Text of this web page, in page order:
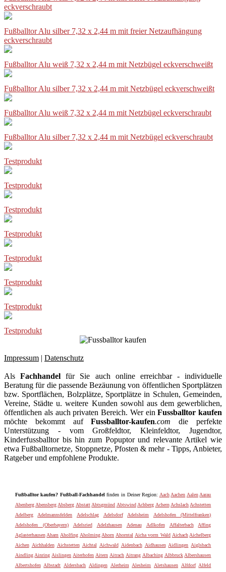
eckverschraubt
Fußballtor Alu silber 7,32 x 2,44 m mit freier Netzaufhängung
eckverschraubt
Fußballtor Alu weiß 7,32 x 2,44 m mit Netzbügel eckverschweißt
Fußballtor Alu silber 7,32 x 2,44 m mit Netzbügel eckverschweißt
Fußballtor Alu weiß 7,32 x 2,44 m mit Netzbügel eckverschraubt
Fußballtor Alu silber 7,32 x 2,44 m mit Netzbügel eckverschraubt
Testprodukt
Testprodukt
Testprodukt
Testprodukt
Testprodukt
Testprodukt
Testprodukt
Testprodukt
Impressum | Datenschutz
AlsFachhandel für Sie auch online erreichbar - individuelle
Beratung für die passende Bezäunung von öffentlichen Sportplätzen
bzw. Sportflächen, Bolzplätze, Sportplätze in Schulen, Gemeinden,
Vereine, Städte u. weitere Kunden sowohl aus dem gewerblichen,
öffentlichen als auch privaten Bereich. Wer einFussballtor kaufen
möchte bekommt aufFussballtor-kaufen.com die perfekte
Unterstützung - vom Großfeldtor, Kleinfeldtor, Jugendtor,
Kinderfussballtor bis hin zum Popuptor und relevante Artikel wie
etwa Fußballtornetze, Stoppnetze, Pfosten & mehr - Tipps, Anbieter,
Ratgeber und empfohlene Produkte.
Fußballtor kaufen? Fußball-Fachhandelfinden in Deiner Region: Aach Aachen Aalen Aarau
Abenberg Abensberg Absberg Abstatt Abtsgmünd Abtswind Achberg Achern Achslach Achstetten
Adelberg
Adelmannsfelden Adelschlag Adelsdorf Adelsheim
Adelshofen (Mittelfranken)
Adelshofen (Oberbayern)
Adelsried Adelzhausen Adenau Adlkofen Affalterbach
Affing
Aglasterhausen Aham Aholfing Aholming Ahorn Ahorntal Aicha vorm Wald Aichach Aichelberg
Aichen Aichhalden Aichstetten Aichtal Aichwald Aidenbach Aidhausen Aidlingen Aiglsbach
Aindling Ainring Aislingen Aiterhofen Aitern Aitrach Aitrang Albaching Albbruck Albershausen
Albertshofen Albstadt Aldersbach Aldingen Alerheim Alesheim Aletshausen Alfdorf Alfeld